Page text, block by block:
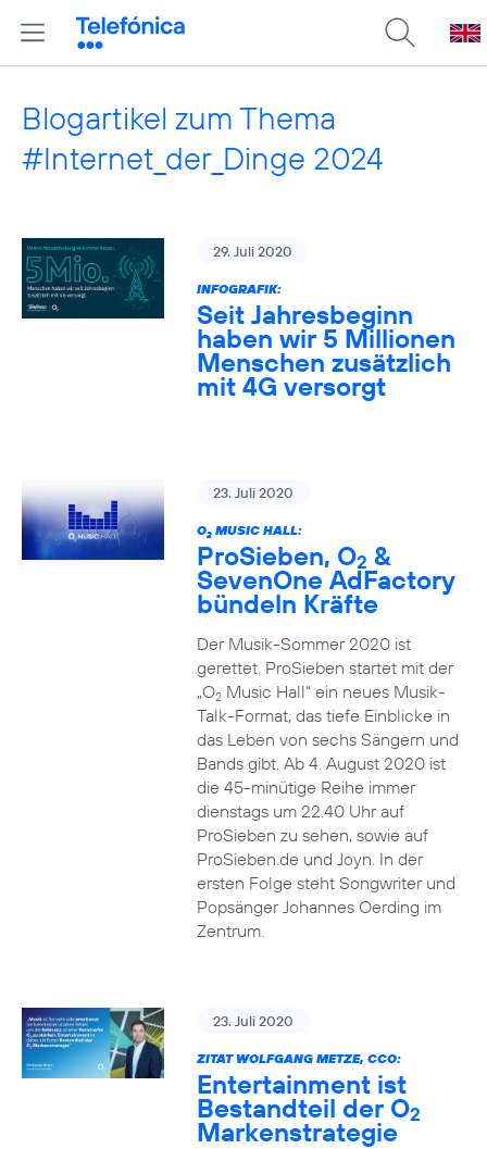
Blogartikel zum Thema
#Internet_der_Dinge 2024
29. Juli 2020
INFOGRAFIK:
Seit Jahresbeginn
haben wir 5 Millionen
Menschen zusätzlich
mit 4G versorgt
23. Juli 2020
O2MUSIC HALL:
ProSieben, O2 &
SevenOne AdFactory
bündeln Kräfte
Der Musik-Sommer 2020 ist
gerettet. ProSieben startet mit der
„O2Music Hall“ ein neues Musik-
Talk-Format, das tiefe Einblicke in
das Leben von sechs Sängern und
Bands gibt. Ab 4. August 2020 ist
die 45-minütige Reihe immer
dienstags um 22.40 Uhr auf
ProSieben zu sehen, sowie auf
ProSieben.de und Joyn. In der
ersten Folge steht Songwriter und
Popsänger Johannes Oerding im
Zentrum.
23. Juli 2020
ZITAT WOLFGANG METZE, CCO:
Entertainment ist
Bestandteil der O2
Markenstrategie